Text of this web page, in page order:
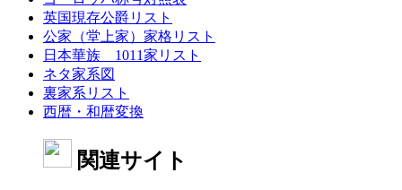
英国現存公爵リスト
公家（堂上家）家格リスト
日本華族 1011家リスト
ネタ家系図
裏家系リスト
西暦・和暦変換
関連サイト